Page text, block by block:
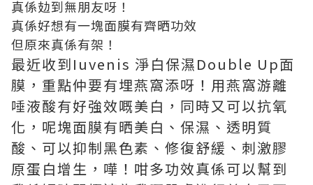
真係攰到無朋友呀！
真係好想有一塊面膜有齊晒功效
但原來真係有架！
最近收到Iuvenis 淨白保濕Double Up面
膜，重點仲要有埋燕窩添呀！用燕窩游離
唾液酸有好強效嘅美白，同時又可以抗氧
化，呢塊面膜有晒美白、保濕、透明質
酸、可以抑制黑色素、修復舒緩、刺激膠
原蛋白增生，嘩！咁多功效真係可以幫到